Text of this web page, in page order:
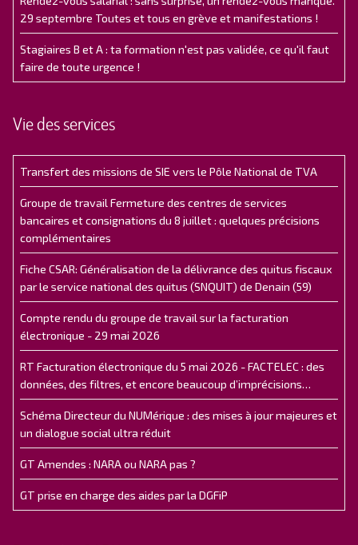
29 septembre Toutes et tous en grève et manifestations !
Stagiaires B et A : ta formation n'est pas validée, ce qu'il faut
faire de toute urgence !
Vie des services
Transfert des missions de SIE vers le Pôle National de TVA
Groupe de travail Fermeture des centres de services
bancaires et consignations du 8 juillet : quelques précisions
complémentaires
Fiche CSAR: Généralisation de la délivrance des quitus fiscaux
par le service national des quitus (SNQUIT) de Denain (59)
Compte rendu du groupe de travail sur la facturation
électronique - 29 mai 2026
RT Facturation électronique du 5 mai 2026 - FACTELEC : des
données, des filtres, et encore beaucoup d’imprécisions…
Schéma Directeur du NUMérique : des mises à jour majeures et
un dialogue social ultra réduit
GT Amendes : NARA ou NARA pas ?
GT prise en charge des aides par la DGFiP